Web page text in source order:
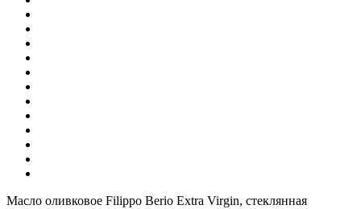
Масло оливковое Filippo Berio Extra Virgin, стеклянная